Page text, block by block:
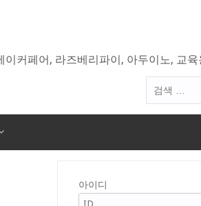
커페어, 라즈베리파이, 아두이노, 교육
색
아이디